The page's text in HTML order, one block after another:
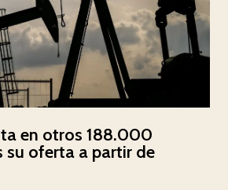
en otros 188.000
su oferta a partir de